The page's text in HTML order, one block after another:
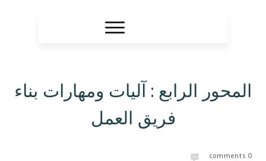
المحور الرابع : آليات ومهارات بناء
فريق العمل
0
comments